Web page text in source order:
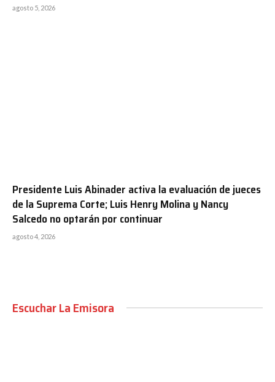
agosto 5, 2026
Presidente Luis Abinader activa la evaluación de jueces
de la Suprema Corte; Luis Henry Molina y Nancy
Salcedo no optarán por continuar
agosto 4, 2026
Escuchar La Emisora